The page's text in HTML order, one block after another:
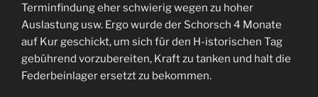
Terminfindung eher schwierig wegen zu hoher
Auslastung usw. Ergo wurde der Schorsch 4 Monate
auf Kur geschickt, um sich für den H-istorischen Tag
gebührend vorzubereiten, Kraft zu tanken und halt die
Federbeinlager ersetzt zu bekommen.